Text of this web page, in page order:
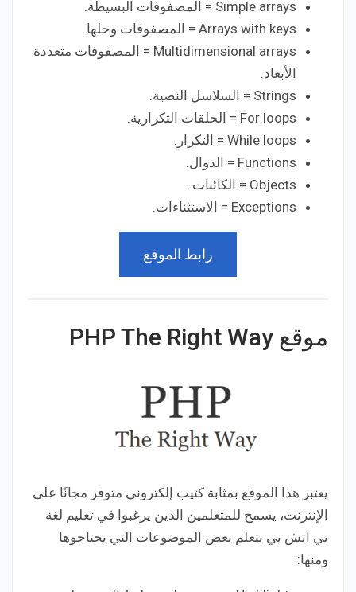
Simple arrays = المصفوفات البسيطة.
Arrays with keys = المصفوفات وحلها.
Multidimensional arrays = المصفوفات متعددة
الأبعاد.
Strings = السلاسل النصية.
For loops = الحلقات التكرارية.
While loops = التكرار.
Functions = الدوال.
Objects = الكائنات.
Exceptions = الاستثناءات.
رابط الموقع
موقع PHP The Right Way
يعتبر هذا الموقع بمثابة كتيب إلكتروني متوفر مجانًا على
الإنترنت، يسمح للمتعلمين الذين يرغبوا في تعليم لغة
بي اتش بي بتعلم بعض الموضوعات التي يحتاجوها
ومنها: